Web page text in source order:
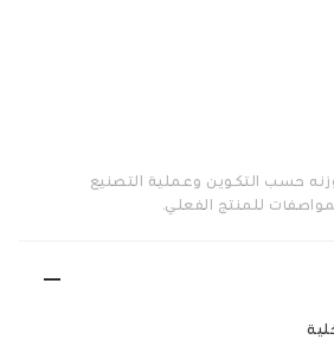
حسب التكوين وعملية التصنيع
للمنتج الفعلي.